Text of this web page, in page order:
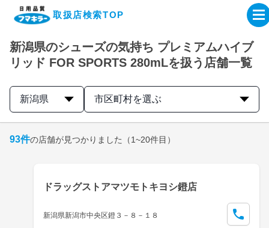
取扱店検索TOP
企業・IR情報サイト
製品情報サイト
取扱店検索はこちら
新潟県のシューズの気持ち プレミアムハイブ
リッド FOR SPORTS 280mLを扱う店舗一覧
新潟県 市区町村を選ぶ
93件の店舗が見つかりました （1~20件目）
ドラッグストアマツモトキヨシ鐙店
新潟県新潟市中央区鐙３－８－１８